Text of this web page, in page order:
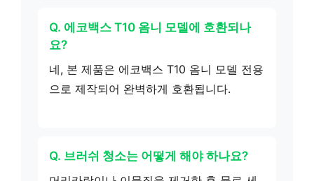
Q. 에코백스 T10 옴니 모델에 호환되나
요?
네, 본 제품은 에코백스 T10 옴니 모델 전용
으로 제작되어 완벽하게 호환됩니다.
Q. 브러쉬 청소는 어떻게 해야 하나요?